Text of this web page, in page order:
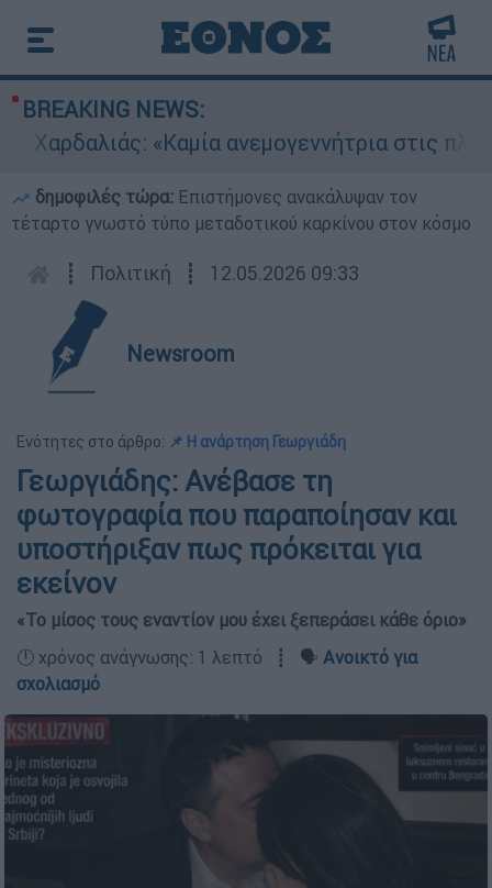
BREAKING NEWS:
«Καμία ανεμογεννήτρια στις
δημοφιλές τώρα: Επιστήμονες ανακάλυψαν τον
τέταρτο γνωστό τύπο μεταδοτικού καρκίνου στον κόσμο
┋ Πολιτική ┋ 12.05.2026 09:33
Newsroom
Ενότητες στο άρθρο: 📌 Η ανάρτηση Γεωργιάδη
Γεωργιάδης: Ανέβασε τη
φωτογραφία που παραποίησαν και
υποστήριξαν πως πρόκειται για
εκείνον
«Το μίσος τους εναντίον μου έχει ξεπεράσει κάθε όριο»
🕛 χρόνος ανάγνωσης: 1 λεπτό ┋ 🗣️ Ανοικτό για
σχολιασμό